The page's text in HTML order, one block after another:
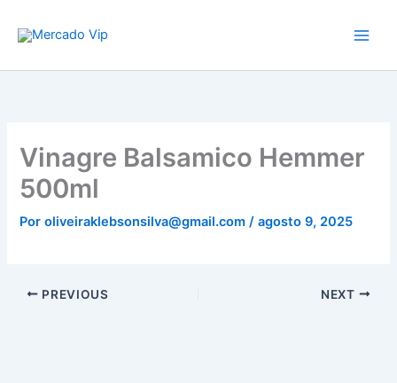
para
conteúdo
Vinagre Balsamico Hemmer
500ml
Poroliveiraklebsonsilva@gmail.com/agosto 9, 2025
PREVIOUS NEXT